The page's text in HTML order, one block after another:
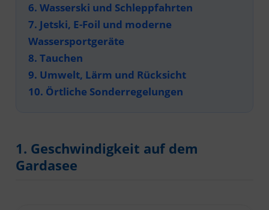
6. Wasserski und Schleppfahrten
7. Jetski, E-Foil und moderne
Wassersportgeräte
8. Tauchen
9. Umwelt, Lärm und Rücksicht
10. Örtliche Sonderregelungen
1. Geschwindigkeit auf dem
Gardasee